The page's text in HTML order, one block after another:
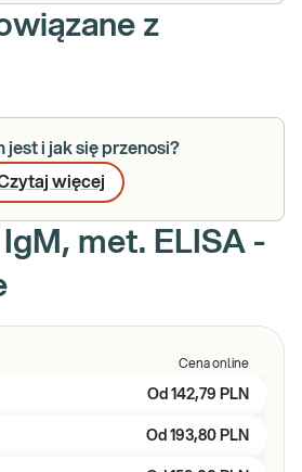
z
jest i jak się przenosi?
więcej
met. ELISA -
Cena online
Od 142,79 PLN
Od 193,80 PLN